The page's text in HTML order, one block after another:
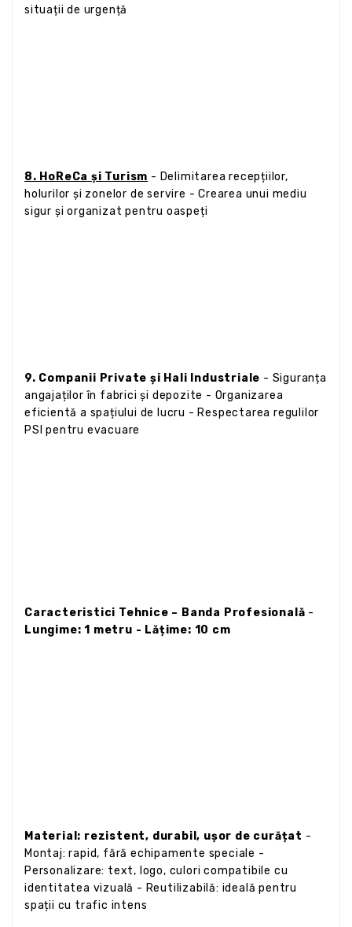
situații de urgență
8. HoReCa și Turism - Delimitarea recepțiilor,
holurilor și zonelor de servire - Crearea unui mediu
sigur și organizat pentru oaspeți
9. Companii Private și Hali Industriale - Siguranța
angajaților în fabrici și depozite - Organizarea
eficientă a spațiului de lucru - Respectarea regulilor
PSI pentru evacuare
Caracteristici Tehnice – Banda Profesională -
Lungime: 1 metru - Lățime: 10 cm
Material: rezistent, durabil, ușor de curățat -
Montaj: rapid, fără echipamente speciale -
Personalizare: text, logo, culori compatibile cu
identitatea vizuală - Reutilizabilă: ideală pentru
spații cu trafic intens